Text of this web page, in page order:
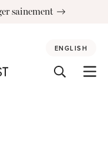
sainement
ENGLISH